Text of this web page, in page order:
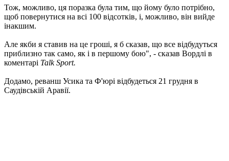
Тож, можливо, ця поразка була тим, що йому було потрібно,
щоб повернутися на всі 100 відсотків, і, можливо, він вийде
інакшим.
Але якби я ставив на це гроші, я б сказав, що все відбудуться
приблизно так само, як і в першому бою", - сказав Вордлі в
коментарі Talk Sport.
Додамо, реванш Усика та Ф'юрі відбудеться 21 грудня в
Саудівській Аравії.